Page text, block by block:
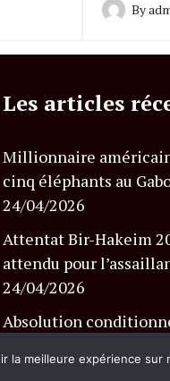
By
Les articles
Millionnaire
cinq éléphants au
24/04/2026
Attentat Bir-Hakeim
attendu pour
24/04/2026
Absolution
24/04/2026
la meilleure expérience